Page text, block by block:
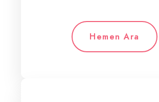
Hemen Ara